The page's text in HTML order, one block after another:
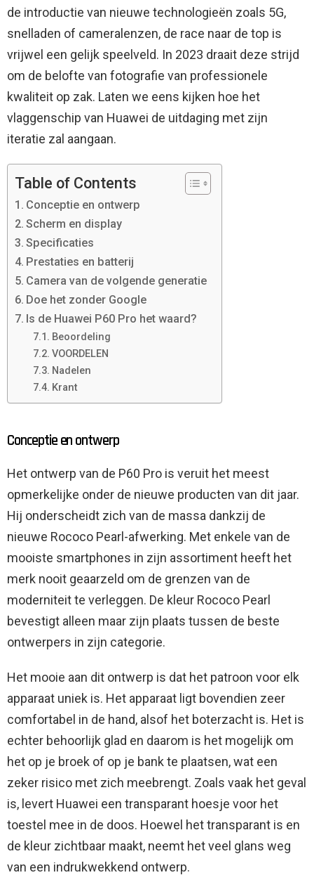
de introductie van nieuwe technologieën zoals 5G,
snelladen of cameralenzen, de race naar de top is
vrijwel een gelijk speelveld. In 2023 draait deze strijd
om de belofte van fotografie van professionele
kwaliteit op zak. Laten we eens kijken hoe het
vlaggenschip van Huawei de uitdaging met zijn
iteratie zal aangaan.
Table of Contents
Conceptie en ontwerp
Scherm en display
Specificaties
Prestaties en batterij
Camera van de volgende generatie
Doe het zonder Google
Is de Huawei P60 Pro het waard?
Beoordeling
VOORDELEN
Nadelen
Krant
Conceptie en ontwerp
Het ontwerp van de P60 Pro is veruit het meest
opmerkelijke onder de nieuwe producten van dit jaar.
Hij onderscheidt zich van de massa dankzij de
nieuwe Rococo Pearl-afwerking. Met enkele van de
mooiste smartphones in zijn assortiment heeft het
merk nooit geaarzeld om de grenzen van de
moderniteit te verleggen. De kleur Rococo Pearl
bevestigt alleen maar zijn plaats tussen de beste
ontwerpers in zijn categorie.
Het mooie aan dit ontwerp is dat het patroon voor elk
apparaat uniek is. Het apparaat ligt bovendien zeer
comfortabel in de hand, alsof het boterzacht is. Het is
echter behoorlijk glad en daarom is het mogelijk om
het op je broek of op je bank te plaatsen, wat een
zeker risico met zich meebrengt. Zoals vaak het geval
is, levert Huawei een transparant hoesje voor het
toestel mee in de doos. Hoewel het transparant is en
de kleur zichtbaar maakt, neemt het veel glans weg
van een indrukwekkend ontwerp.